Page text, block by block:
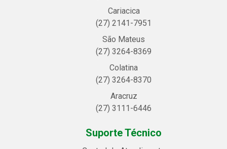
Cariacica
(27) 2141-7951
São Mateus
(27) 3264-8369
Colatina
(27) 3264-8370
Aracruz
(27) 3111-6446
Suporte Técnico